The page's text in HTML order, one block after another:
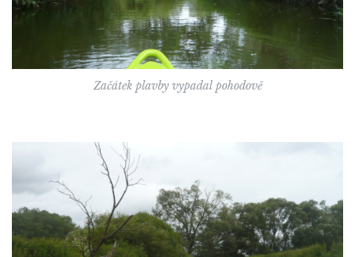
Začátek plavby vypadal pohodově